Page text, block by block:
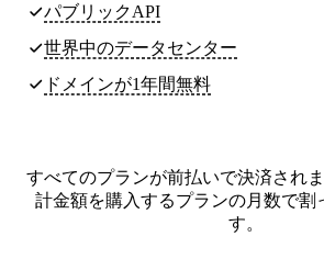
パブリックAPI
世界中のデータセンター
ドメインが1年間無料
すべてのプランが前払いで決済され
計金額を購入するプランの月数で割
す。